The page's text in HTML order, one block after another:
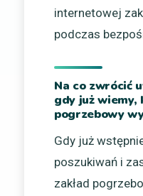
internetowej
podczas
Na co zwrócić
gdy już wiemy,
pogrzebowy
Gdy już
poszukiwań i
zakład